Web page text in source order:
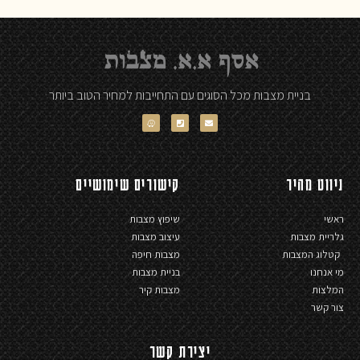
בניית מצבות מכל הסוגים עם התחייבות למחיר הטוב ביותר
ניווט מהיר
ראשי
גלריית מצבות
קטלוג המצבות
מי אנחנו
המלצות
צור קשר
קישורים שימושיים
שיפוץ מצבות
עיצוב מצבות
מצבות חיפה
בניית מצבות
מצבות קיר
יצירת קשר